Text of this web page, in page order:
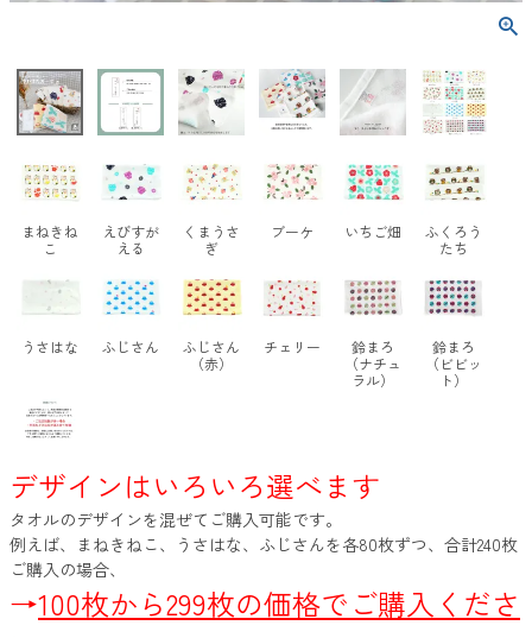
まねきね
こ
えびすが
える
くまうさ
ぎ
ブーケ いちご畑
ふくろう
たち
うさはな ふじさん
ふじさん
（赤）
チェリー
鈴まろ
（ナチュ
ラル）
鈴まろ
（ビビッ
ト）
デザインはいろいろ選べます
タオルのデザインを混ぜてご購入可能です。
例えば、まねきねこ、うさはな、ふじさんを各80枚ずつ、合計240枚
ご購入の場合、
→100枚から299枚の価格でご購入くださ